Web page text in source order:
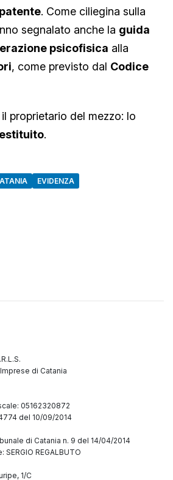
. Come ciliegina sulla
segnalato anche la guida
psicofisica alla
, come previsto dal Codice
proprietario del mezzo: lo
.
EVIDENZA
di Catania
05162320872
del 10/09/2014
di Catania n. 9 del 14/04/2014
REGALBUTO
1/C